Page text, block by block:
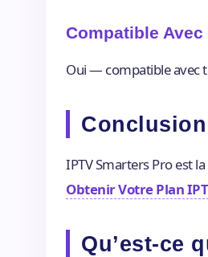
Compatible
Oui — compatible avec
Conclusion
IPTV Smarters Pro est
Obtenir Votre Plan
Qu’est-ce